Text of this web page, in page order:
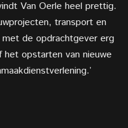
Van Oerle heel prettig.
transport en
de opdrachtgever erg
het opstarten van nieuwe